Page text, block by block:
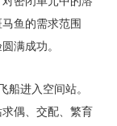
鱼的需求范围
满成功。
船进入空间站。
偶、交配、繁育